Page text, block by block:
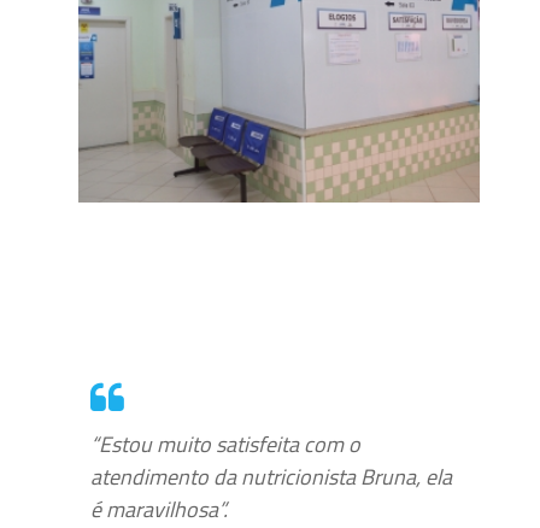
“Estou muito satisfeita com o
atendimento da nutricionista Bruna, ela
é maravilhosa”.